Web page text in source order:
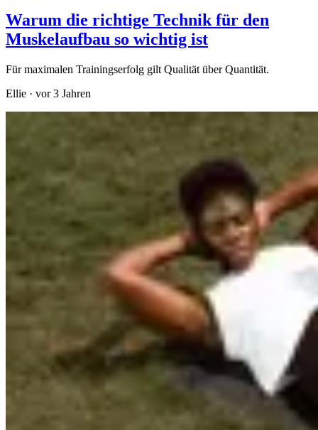
Warum die richtige Technik für den
Muskelaufbau so wichtig ist
Für maximalen Trainingserfolg gilt Qualität über Quantität.
Ellie · vor 3 Jahren